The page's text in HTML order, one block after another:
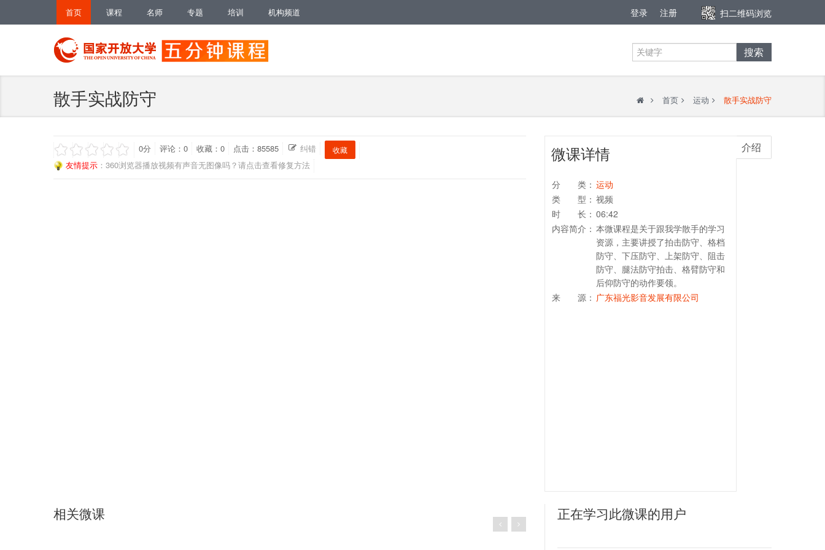
扫二维码浏览
登录 注册
首页 课程 名师 专题 培训 机构频道
搜索
散手实战防守 首页 运动 散手实战防守
0分 评论： 0 收藏： 0 点击：85585 纠错 收藏
友情提示 ：360浏览器播放视频有声音无图像吗？请点击查看修复方法
介绍
微课详情
分 类： 运动
类 型： 视频
时 长： 06:42
内容简介： 本微课程是关于跟我学散手的学习
资源，主要讲授了拍击防守、格档
防守、下压防守、上架防守、阻击
防守、腿法防守拍击、格臂防守和
后仰防守的动作要领。
来 源： 广东福光影音发展有限公司
相关微课 正在学习此微课的用户